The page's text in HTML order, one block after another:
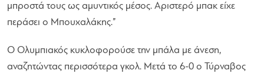
μπροστά τους ως αμυντικός μέσος. Αριστερό μπακ είχε
περάσει ο Μπουχαλάκης.”
Ο Ολυμπιακός κυκλοφορούσε την μπάλα με άνεση,
αναζητώντας περισσότερα γκολ. Μετά το 6-0 ο Τύρναβος